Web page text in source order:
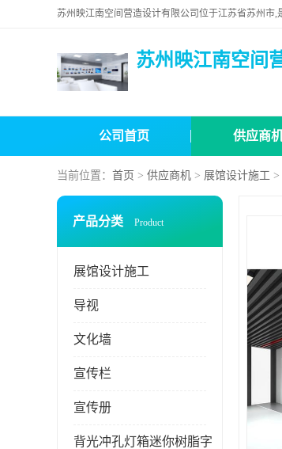
苏州映江南空间
公司首页 供应商
当前位置： 首页 > 供应商机 > 展馆设计施工 >
产品分类 Product
展馆设计施工
导视
文化墙
宣传栏
宣传册
背光冲孔灯箱迷你树脂字